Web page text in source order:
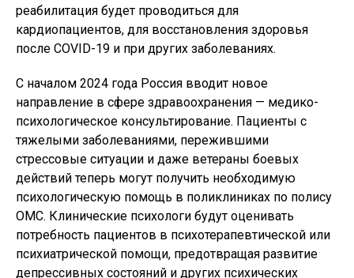
реабилитация будет проводиться для
кардиопациентов, для восстановления здоровья
после COVID-19 и при других заболеваниях.
С началом 2024 года Россия вводит новое
направление в сфере здравоохранения — медико-
психологическое консультирование. Пациенты с
тяжелыми заболеваниями, пережившими
стрессовые ситуации и даже ветераны боевых
действий теперь могут получить необходимую
психологическую помощь в поликлиниках по полису
ОМС. Клинические психологи будут оценивать
потребность пациентов в психотерапевтической или
психиатрической помощи, предотвращая развитие
депрессивных состояний и других психических